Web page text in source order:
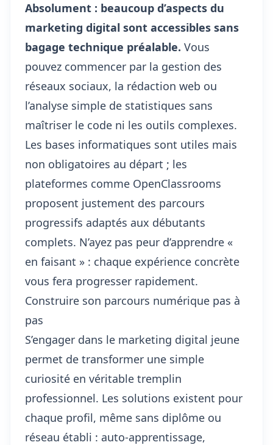
Absolument : beaucoup d’aspects du
marketing digital sont accessibles sans
bagage technique préalable. Vous
pouvez commencer par la gestion des
réseaux sociaux, la rédaction web ou
l’analyse simple de statistiques sans
maîtriser le code ni les outils complexes.
Les bases informatiques sont utiles mais
non obligatoires au départ ; les
plateformes comme OpenClassrooms
proposent justement des parcours
progressifs adaptés aux débutants
complets. N’ayez pas peur d’apprendre «
en faisant » : chaque expérience concrète
vous fera progresser rapidement.
Construire son parcours numérique pas à
pas
S’engager dans le marketing digital jeune
permet de transformer une simple
curiosité en véritable tremplin
professionnel. Les solutions existent pour
chaque profil, même sans diplôme ou
réseau établi : auto-apprentissage,